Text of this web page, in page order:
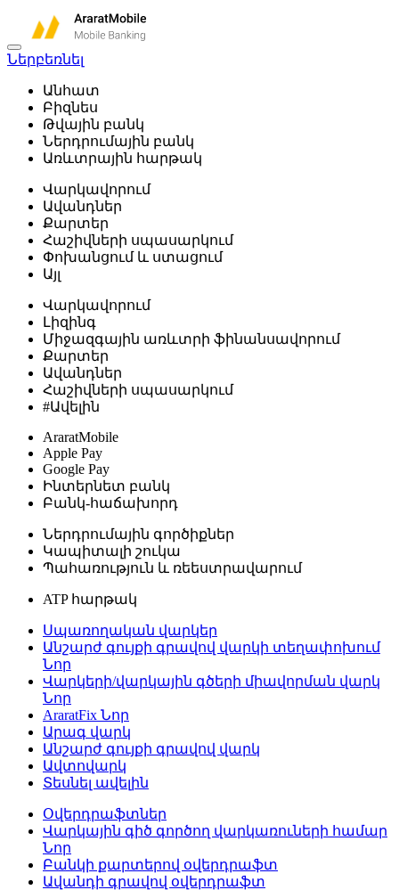
Ներբեռնել
Անհատ
Բիզնես
Թվային բանկ
Ներդրումային բանկ
Առևտրային հարթակ
Վարկավորում
Ավանդներ
Քարտեր
Հաշիվների սպասարկում
Փոխանցում և ստացում
Այլ
Վարկավորում
Լիզինգ
Միջազգային առևտրի ֆինանսավորում
Քարտեր
Ավանդներ
Հաշիվների սպասարկում
#Ավելին
AraratMobile
Apple Pay
Google Pay
Ինտերնետ բանկ
Բանկ-հաճախորդ
Ներդրումային գործիքներ
Կապիտալի շուկա
Պահառություն և ռեեստրավարում
ATP հարթակ
Սպառողական վարկեր
Անշարժ գույքի գրավով վարկի տեղափոխում
Նոր
Վարկերի/վարկային գծերի միավորման վարկ
Նոր
AraratFix Նոր
Արագ վարկ
Անշարժ գույքի գրավով վարկ
Ավտովարկ
Տեսնել ավելին
Օվերդրաֆտներ
Վարկային գիծ գործող վարկառուների համար
Նոր
Բանկի քարտերով օվերդրաֆտ
Ավանդի գրավով օվերդրաֆտ